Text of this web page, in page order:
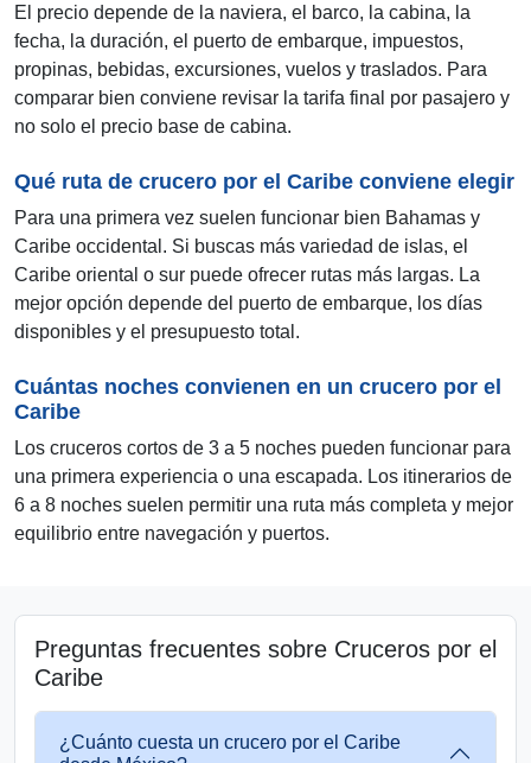
El precio depende de la naviera, el barco, la cabina, la
fecha, la duración, el puerto de embarque, impuestos,
propinas, bebidas, excursiones, vuelos y traslados. Para
comparar bien conviene revisar la tarifa final por pasajero y
no solo el precio base de cabina.
Qué ruta de crucero por el Caribe conviene elegir
Para una primera vez suelen funcionar bien Bahamas y
Caribe occidental. Si buscas más variedad de islas, el
Caribe oriental o sur puede ofrecer rutas más largas. La
mejor opción depende del puerto de embarque, los días
disponibles y el presupuesto total.
Cuántas noches convienen en un crucero por el
Caribe
Los cruceros cortos de 3 a 5 noches pueden funcionar para
una primera experiencia o una escapada. Los itinerarios de
6 a 8 noches suelen permitir una ruta más completa y mejor
equilibrio entre navegación y puertos.
Preguntas frecuentes sobre Cruceros por el
Caribe
¿Cuánto cuesta un crucero por el Caribe